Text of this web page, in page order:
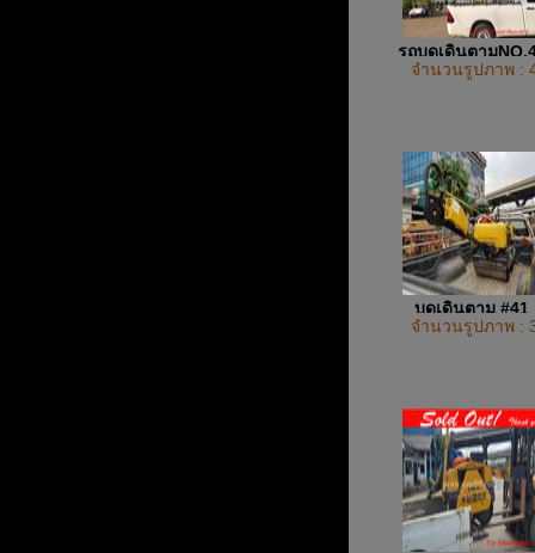
รถบดเดินตาม
จำนวนรูปภาพ :
บดเดินตาม #41
จำนวนรูปภาพ :